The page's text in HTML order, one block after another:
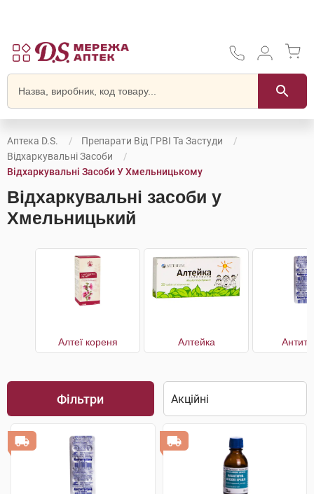
Аптека D.S.
Препарати Від ГРВІ Та Застуди
Відхаркувальні Засоби
Відхаркувальні Засоби У Хмельницькому
Відхаркувальні засоби у
Хмельницький
Алтеї кореня Алтейка
Фільтри